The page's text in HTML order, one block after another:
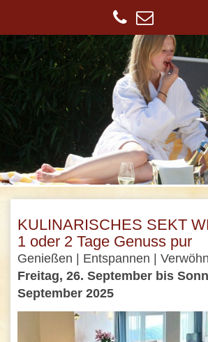
KULINARISCHES SEKT
1 oder 2 Tage Genuss pur
Genießen | Entspannen |
Freitag, 26. September bis
September 2025